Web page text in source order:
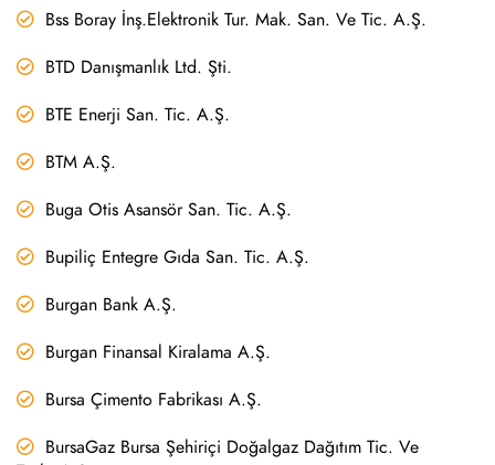
Bss Boray İnş.Elektronik Tur. Mak. San. Ve Tic. A.Ş.
BTD Danışmanlık Ltd. Şti.
BTE Enerji San. Tic. A.Ş.
BTM A.Ş.
Buga Otis Asansör San. Tic. A.Ş.
Bupiliç Entegre Gıda San. Tic. A.Ş.
Burgan Bank A.Ş.
Burgan Finansal Kiralama A.Ş.
Bursa Çimento Fabrikası A.Ş.
BursaGaz Bursa Şehiriçi Doğalgaz Dağıtım Tic. Ve